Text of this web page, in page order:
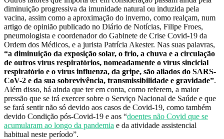
diminuição progressiva da imunidade natural ou induzida pela
vacina, assim como a aproximação do inverno, como realçam, num
artigo de opinião publicado no Diário de Notícias, Filipe Froes,
pneumologista e coordenador do Gabinete de Crise Covid-19 da
Ordem dos Médicos, e a jurista Patrícia Akester. Nas suas palavras,
“a diminuição da exposição solar, o frio, a chuva e a circulação
de outros vírus respiratórios, nomeadamente o vírus sincicial
respiratório e o vírus influenza, da gripe, são aliados do SARS-
CoV-2 e da sua sobrevivência, transmissibilidade e gravidade”.
Além disso, há ainda que ter em conta, como referem, a maior
pressão que se irá exercer sobre o Serviço Nacional de Saúde e que
se fará sentir não só devido aos casos de Covid-19, como também
devido Condição pós-Covid-19 e aos “doentes não Covid que se
acumularam ao longo da pandemia e da atividade assistencial
habitual neste período”.